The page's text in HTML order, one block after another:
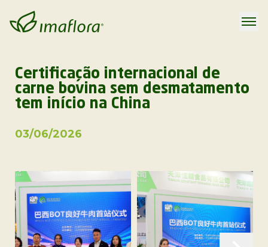
Certificação internacional de
carne bovina sem desmatamento
tem início na China
03/06/2026